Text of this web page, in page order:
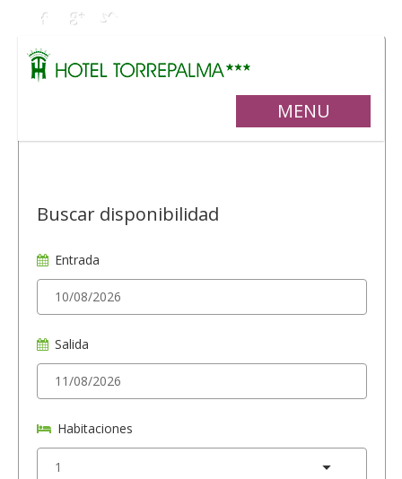
MENU
Buscar disponibilidad
Entrada
Salida
Habitaciones